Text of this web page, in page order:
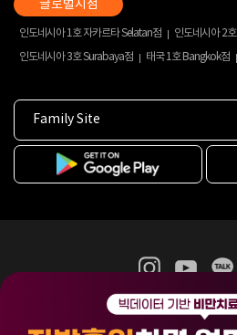
인도네시아 1호 자카르타 Selatan점
인도네시아 2
인도네시아 3호 Surabaya점
태국 1호 Bangkok점
Family Site
365mc 병·의원 이용약관
홈
비급여진료수가